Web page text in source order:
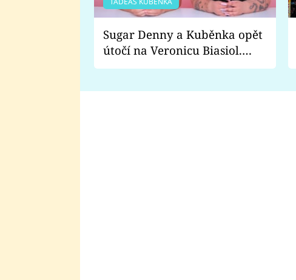
Sugar Denny a Kuběnka opět
útočí na Veronicu Biasiol.
Proč je podle nich falešná a